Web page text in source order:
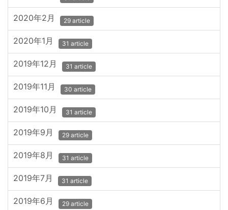
2020年2月 29 article
2020年1月 31 article
2019年12月 31 article
2019年11月 30 article
2019年10月 31 article
2019年9月 29 article
2019年8月 31 article
2019年7月 31 article
2019年6月 29 article